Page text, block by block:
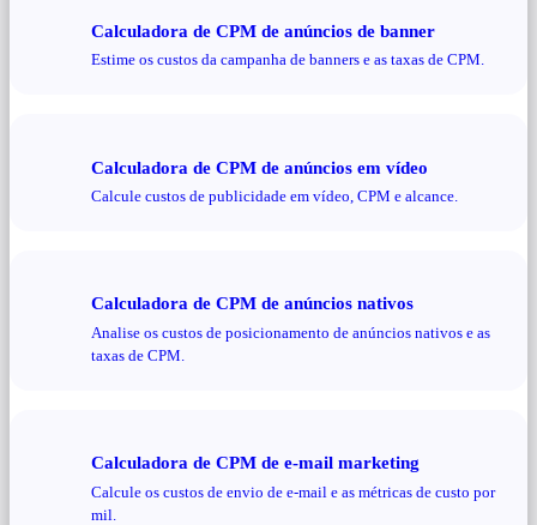
Calculadora de CPM de anúncios de banner
Estime os custos da campanha de banners e as taxas de CPM.
Calculadora de CPM de anúncios em vídeo
Calcule custos de publicidade em vídeo, CPM e alcance.
Calculadora de CPM de anúncios nativos
Analise os custos de posicionamento de anúncios nativos e as
taxas de CPM.
Calculadora de CPM de e-mail marketing
Calcule os custos de envio de e-mail e as métricas de custo por
mil.